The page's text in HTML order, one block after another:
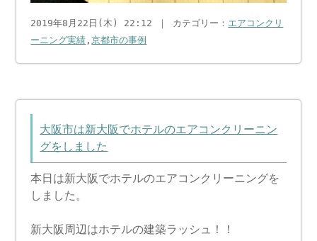
2019年8月22日(木) 22:12 ｜ カテゴリー： エアコンクリ
ーニング実績 ,京都市の事例
大阪市は新大阪でホテルのエアコンクリーニン
グをしました
本日は新大阪でホテルのエアコンクリーニングを
しました。
新大阪周辺はホテルの建築ラッシュ！！